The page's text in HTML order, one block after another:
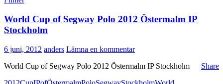
World Cup of Segway Polo 2012 Östermalm IP
Stockholm
6 juni, 2012 anders Lämna en kommentar
Share
World Cup of Segway Polo 2012 Östermalm IP Stockholm